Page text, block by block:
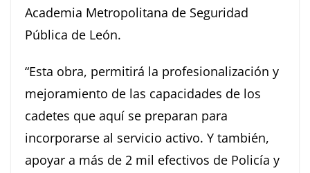
Academia Metropolitana de Seguridad
Pública de León.
“Esta obra, permitirá la profesionalización y
mejoramiento de las capacidades de los
cadetes que aquí se preparan para
incorporarse al servicio activo. Y también,
apoyar a más de 2 mil efectivos de Policía y